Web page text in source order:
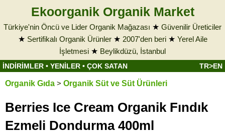
Ekoorganik Organik Market
Türkiye'nin Öncü ve Lider Organik Mağazası ★ Güvenilir Üreticiler
★ Sertifikalı Organik Ürünler★ 2007'den beri★ Yerel Aile
İşletmesi ★ Beylikdüzü, İstanbul
İNDİRİMLER • YENİLER • ÇOK SATAN TR>EN
Organik Gıda > Organik Süt ve Süt Ürünleri
Berries Ice Cream Organik Fındık
Ezmeli Dondurma 400ml